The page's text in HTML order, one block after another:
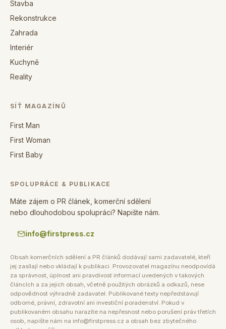
Stavba
Rekonstrukce
Zahrada
Interiér
Kuchyně
Reality
SÍŤ MAGAZÍNŮ
First Man
First Woman
First Baby
SPOLUPRÁCE & PUBLIKACE
Máte zájem o PR článek, komerční sdělení
nebo dlouhodobou spolupráci? Napište nám.
info@firstpress.cz
Obsah komerčních sdělení a PR článků dodávají sami zadavatelé, kteří
jej zasílají nebo vkládají k publikaci. Provozovatel magazínu neodpovídá
za správnost, úplnost ani pravdivost informací uvedených v takových
článcích a za jejich obsah, včetně použitých obrázků a odkazů, nese
odpovědnost výhradně zadavatel. Publikované texty nepředstavují
odborné, právní, zdravotní ani investiční poradenství. Pokud v
publikovaném obsahu narazíte na nepřesnost nebo porušení práv třetích
osob, napište nám na info@firstpress.cz a obsah bez zbytečného